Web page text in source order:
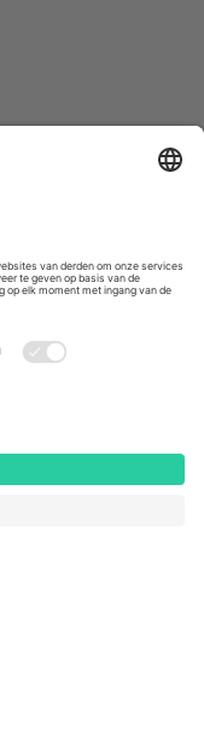
Kingdom
EC1V 1AW, United
52a, 6390
Switzerland